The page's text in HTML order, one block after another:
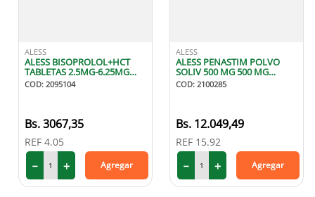
ALESS
ALESS BISOPROLOL+HCT
TABLETAS 2.5MG-6.25MG
X15
COD: 2095104
3067,35
REF 4.05
＋
－ Agregar
ALESS
ALESS PENASTIM POLVO
SOLIV 500 MG 500 MG
AMPOLLA
COD: 2100285
12.049,49
REF 15.92
＋
－ Agregar